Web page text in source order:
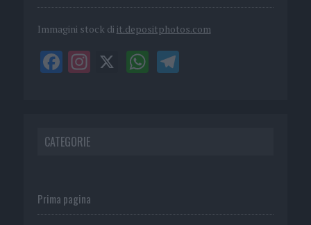
Immagini stock di it.depositphotos.com
CATEGORIE
Prima pagina